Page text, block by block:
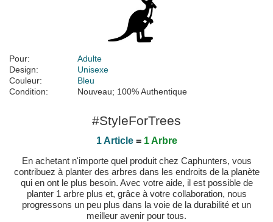
Pour:
Adulte
Design:
Unisexe
Couleur:
Bleu
Condition:
Nouveau; 100% Authentique
#StyleForTrees
1 Article= 1 Arbre
En achetant n'importe quel produit chez Caphunters, vous
contribuez à planter des arbres dans les endroits de la planète
qui en ont le plus besoin. Avec votre aide, il est possible de
planter 1 arbre plus et, grâce à votre collaboration, nous
progressons un peu plus dans la voie de la durabilité et un
meilleur avenir pour tous.